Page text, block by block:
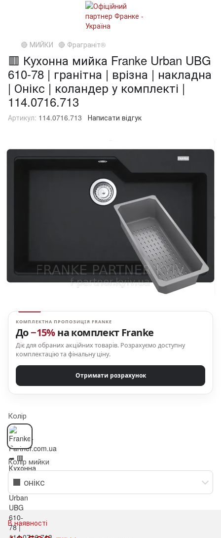
🔴 МИЙКИ 🔴 Фраграніт®
🟥 Кухонна мийка Franke Urban UBG
610-78 | гранітна | врізна | накладна
| Онікс | коландер у комплекті |
114.0716.713
Артикул: 114.0716.713 Написати відгук
КОМПЛЕКТНА ПРОПОЗИЦІЯ FRANKE
До−15%на комплект Franke
Діє для обраних акційних товарів. Розрахуємо доступну
комплектацію та фінальну ціну.
Отримати розрахунок
Колір
Колір мийки
⬛ онікс
В наявності